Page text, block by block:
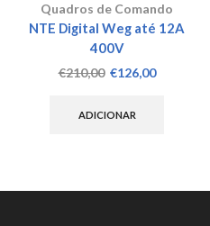
Quadros de Comando
NTE Digital Weg até 12A
400V
€210,00 O
original
€126,00O
ADICIONAR